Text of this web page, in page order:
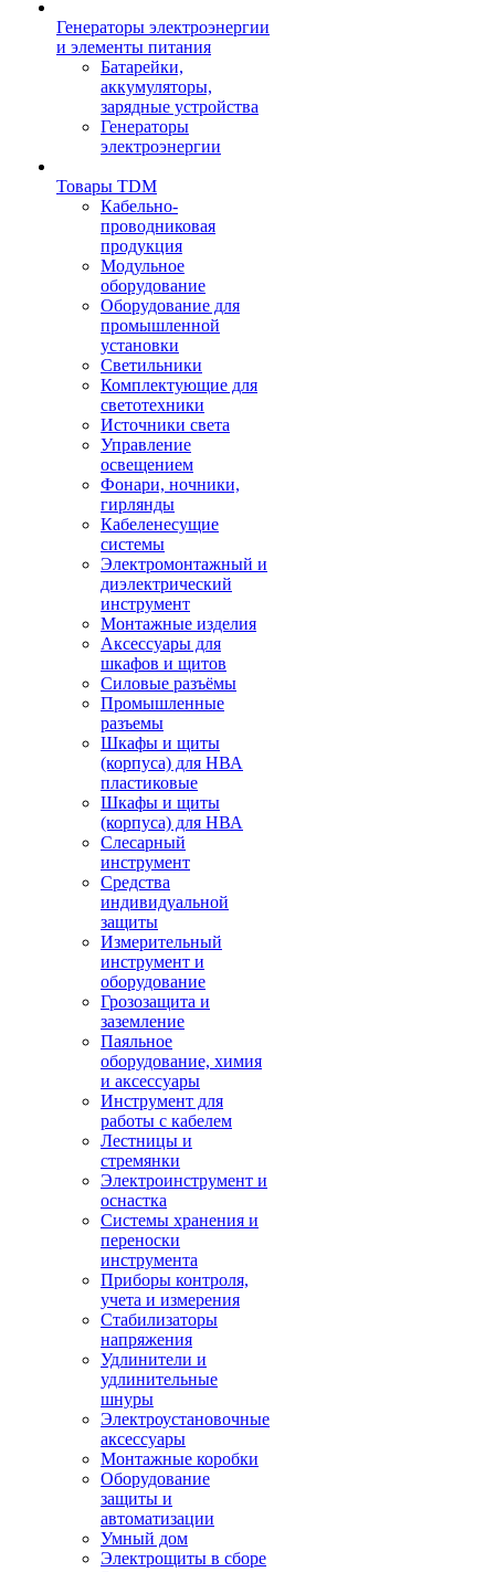
Генераторы электроэнергии
и элементы питания
Батарейки,
аккумуляторы,
зарядные устройства
Генераторы
электроэнергии
Товары TDM
Кабельно-
проводниковая
продукция
Модульное
оборудование
Оборудование для
промышленной
установки
Светильники
Комплектующие для
светотехники
Источники света
Управление
освещением
Фонари, ночники,
гирлянды
Кабеленесущие
системы
Электромонтажный и
диэлектрический
инструмент
Монтажные изделия
Аксессуары для
шкафов и щитов
Силовые разъёмы
Промышленные
разъемы
Шкафы и щиты
(корпуса) для НВА
пластиковые
Шкафы и щиты
(корпуса) для НВА
Слесарный
инструмент
Средства
индивидуальной
защиты
Измерительный
инструмент и
оборудование
Грозозащита и
заземление
Паяльное
оборудование, химия
и аксессуары
Инструмент для
работы с кабелем
Лестницы и
стремянки
Электроинструмент и
оснастка
Системы хранения и
переноски
инструмента
Приборы контроля,
учета и измерения
Стабилизаторы
напряжения
Удлинители и
удлинительные
шнуры
Электроустановочные
аксессуары
Монтажные коробки
Оборудование
защиты и
автоматизации
Умный дом
Электрощиты в сборе